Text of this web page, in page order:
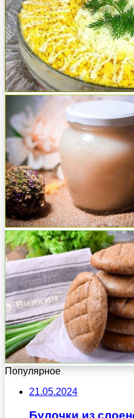
Популярное
21.05.2024
Булочки из